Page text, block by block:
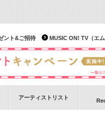
MUSIC ON! TV（エ
ント&ご招待
アーティストリスト